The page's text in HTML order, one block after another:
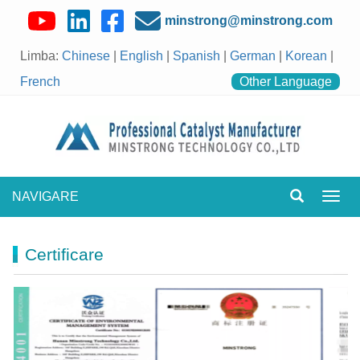
minstrong@minstrong.com
Limba: Chinese English Spanish German Korean
French
Other Language
NAVIGARE
Certificare